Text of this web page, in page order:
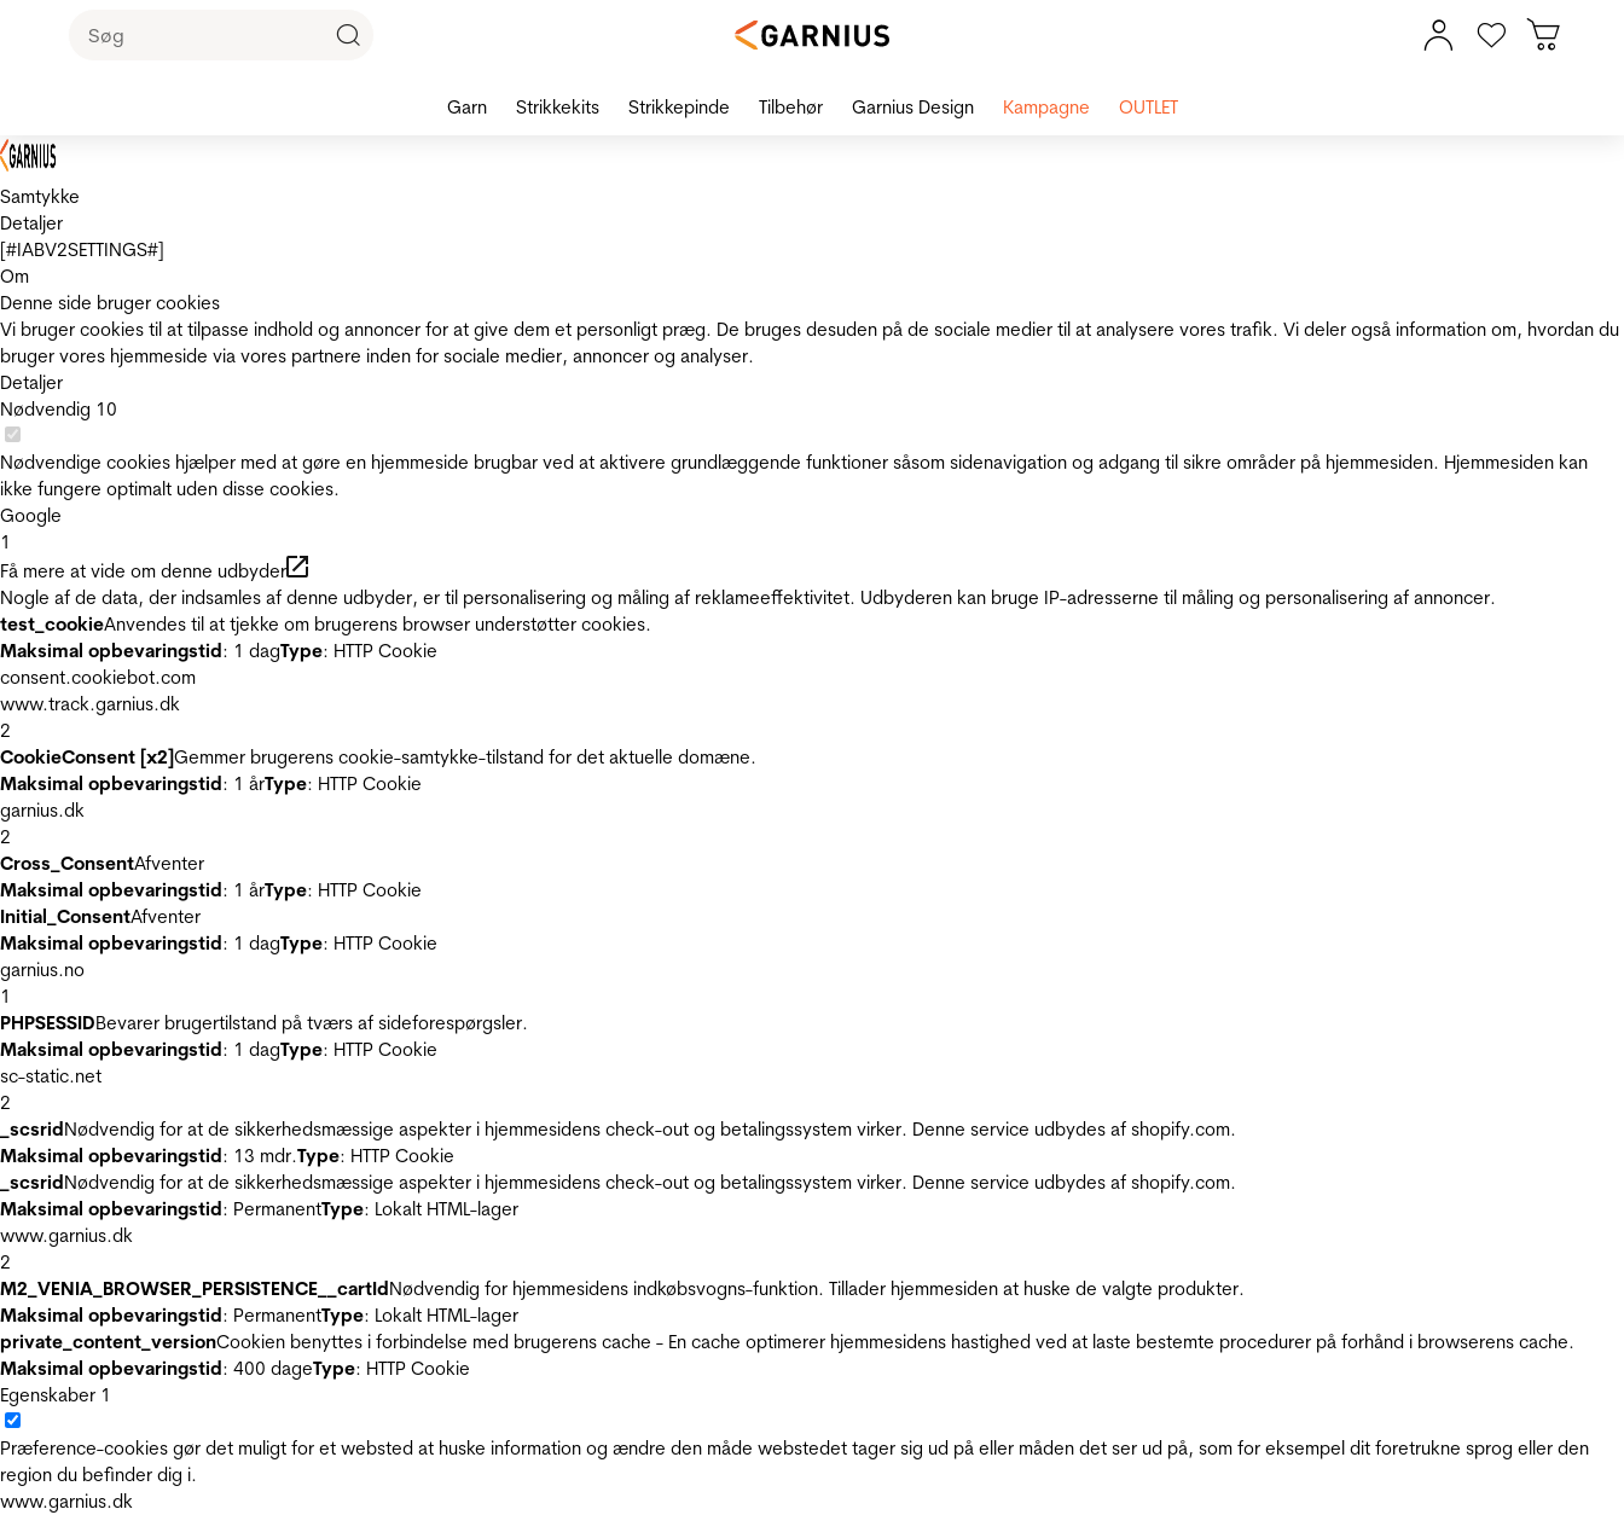
Samtykke
Detaljer
[#IABV2SETTINGS#]
Om
Denne side bruger cookies
Vi bruger cookies til at tilpasse indhold og annoncer for at give dem et personligt præg. De bruges desuden på de sociale medier til at analysere vores trafik. Vi deler også information om, hvordan du
bruger vores hjemmeside via vores partnere inden for sociale medier, annoncer og analyser.
Detaljer
Nødvendig 10
Nødvendige cookies hjælper med at gøre en hjemmeside brugbar ved at aktivere grundlæggende funktioner såsom sidenavigation og adgang til sikre områder på hjemmesiden. Hjemmesiden kan
ikke fungere optimalt uden disse cookies.
Google
1
Få mere at vide om denne udbyder
Nogle af de data, der indsamles af denne udbyder, er til personalisering og måling af reklameeffektivitet. Udbyderen kan bruge IP-adresserne til måling og personalisering af annoncer.
test_cookieAnvendes til at tjekke om brugerens browser understøtter cookies.
Maksimal opbevaringstid: 1 dagType: HTTP Cookie
consent.cookiebot.com
www.track.garnius.dk
2
CookieConsent [x2]Gemmer brugerens cookie-samtykke-tilstand for det aktuelle domæne.
Maksimal opbevaringstid: 1 årType: HTTP Cookie
garnius.dk
2
Cross_ConsentAfventer
Maksimal opbevaringstid: 1 årType: HTTP Cookie
Initial_ConsentAfventer
Maksimal opbevaringstid: 1 dagType: HTTP Cookie
garnius.no
1
PHPSESSIDBevarer brugertilstand på tværs af sideforespørgsler.
Maksimal opbevaringstid: 1 dagType: HTTP Cookie
sc-static.net
2
_scsridNødvendig for at de sikkerhedsmæssige aspekter i hjemmesidens check-out og betalingssystem virker. Denne service udbydes af shopify.com.
Maksimal opbevaringstid: 13 mdr.Type: HTTP Cookie
_scsridNødvendig for at de sikkerhedsmæssige aspekter i hjemmesidens check-out og betalingssystem virker. Denne service udbydes af shopify.com.
Maksimal opbevaringstid: PermanentType: Lokalt HTML-lager
www.garnius.dk
2
M2_VENIA_BROWSER_PERSISTENCE__cartIdNødvendig for hjemmesidens indkøbsvogns-funktion. Tillader hjemmesiden at huske de valgte produkter.
Maksimal opbevaringstid: PermanentType: Lokalt HTML-lager
private_content_versionCookien benyttes i forbindelse med brugerens cache - En cache optimerer hjemmesidens hastighed ved at laste bestemte procedurer på forhånd i browserens cache.
Maksimal opbevaringstid: 400 dageType: HTTP Cookie
Egenskaber 1
Præference-cookies gør det muligt for et websted at huske information og ændre den måde webstedet tager sig ud på eller måden det ser ud på, som for eksempel dit foretrukne sprog eller den
region du befinder dig i.
www.garnius.dk
Garn Strikkekits Strikkepinde Tilbehør Garnius Design Kampagne OUTLET